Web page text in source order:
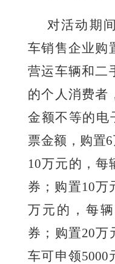
对活动期
车销售企业购
营运车辆和二
的个人消费者
金额不等的电
票金额，购置
10万元的，每
券；购置10万
万元的，每
券；购置20万
车可申领5000